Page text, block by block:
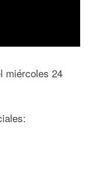
miércoles 24